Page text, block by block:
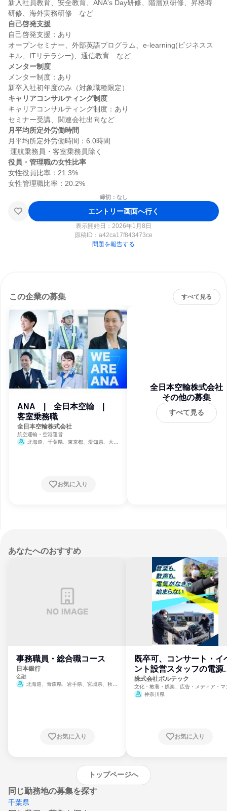
新入社員教育、安全教育、ANA's Day研修、階層別研修、昇格時
自己啓発支援
自己啓発支援：あり
オープンセミナー、外部英語プログラム、e-learning(ビジネスス
メンター制度
メンター制度：あり
キャリアコンサルティング制度
キャリアコンサルティング制度：あり
月平均所定外労働時間
月平均所定外労働時間：6.0時間
役員・管理職の女性比率
女性役員比率：21.3%
締切：なし
エントリー画面へ行く
表示開始日：2026年1月8日
原稿ID： a42ca17f843473ce
問題を報告する
この企業の募集 すべて見る
ANA | 全日本空輸 |
客室乗務職
全日本空輸株式会社
航空運輸・空港運営
北海道、千葉県、東京都、愛知県、大阪
お気に入り
全日本空輸株式会社
その他の募集
すべて見る
あなたへのおすすめ
事務職員・総合職コース
日本銀行
金融
北海道、青森県、岩手県、宮城県、秋田
崎県、熊本県、大分県、宮崎県、鹿児島県、
お気に入り
既卒可、コンサート・イ
ント設営スタッフの電源
門
株式会社ボルテック
文化・教養・娯楽、広告・メディア・マ
ミ、電力・ガス・水道・エネルギー
神奈川県
お気に入り
トップページへ
同じ勤務地の募集を探す
千葉県